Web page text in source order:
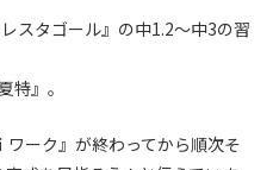
スタゴール』の中1.2〜中3の習
特』。
ーク』が終わってから順次そ